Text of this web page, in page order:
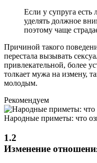
Если у супруга
уделять должное
поэтому чаще
Причиной такого
перестала вызывать
привлекательной, более
толкает мужа на измену,
молодым.
Рекомендуем
Народные приметы: что
1.2
Изменение